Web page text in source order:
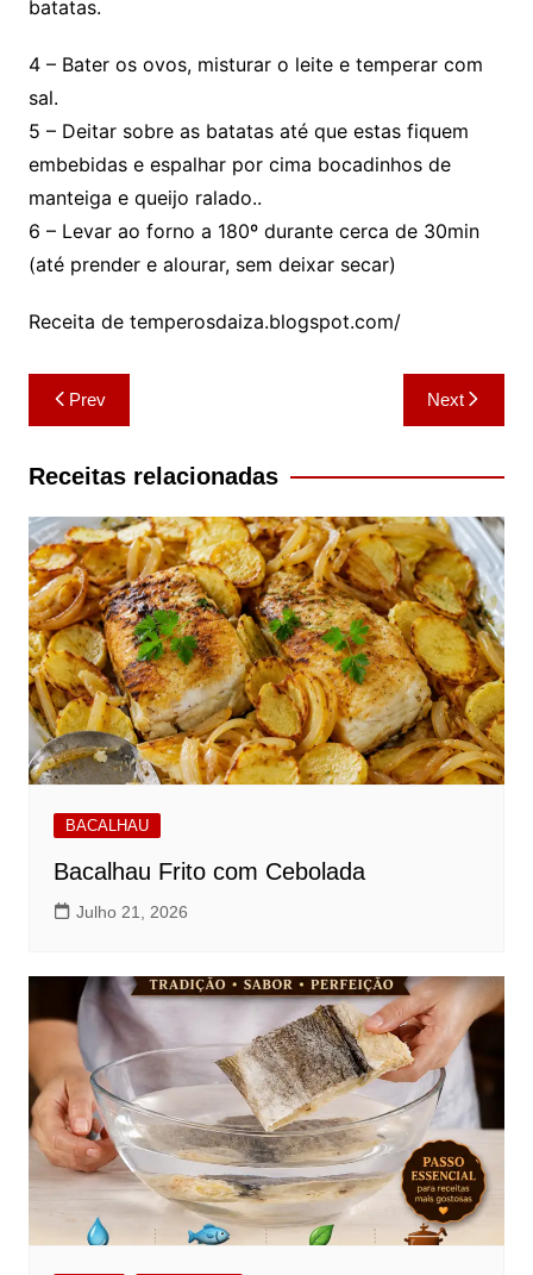
batatas.
4 – Bater os ovos, misturar o leite e temperar com
sal.
5 – Deitar sobre as batatas até que estas fiquem
embebidas e espalhar por cima bocadinhos de
manteiga e queijo ralado..
6 – Levar ao forno a 180º durante cerca de 30min
(até prender e alourar, sem deixar secar)
Receita de temperosdaiza.blogspot.com/
Navegação
de
artigos
Prev Next
Receitas relacionadas
BACALHAU
Bacalhau Frito com Cebolada
Julho 21, 2026